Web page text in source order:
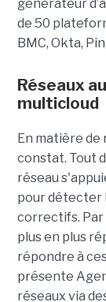
générateur
de 50
BMC, Okta,
Réseaux
multicloud
En matière de
constat. Tout
réseau
pour détecter
correctifs. Par
plus en plus
répondre à
présente
réseaux via